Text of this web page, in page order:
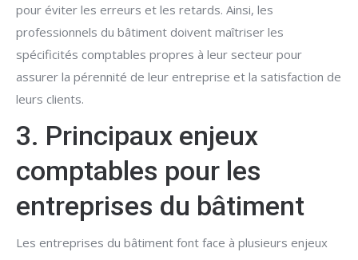
pour éviter les erreurs et les retards. Ainsi, les
professionnels du bâtiment doivent maîtriser les
spécificités comptables propres à leur secteur pour
assurer la pérennité de leur entreprise et la satisfaction de
leurs clients.
3. Principaux enjeux
comptables pour les
entreprises du bâtiment
Les entreprises du bâtiment font face à plusieurs enjeux